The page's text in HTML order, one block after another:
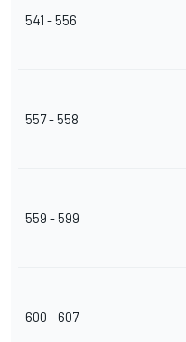
541 - 556
557 - 558
559 - 599
600 - 607